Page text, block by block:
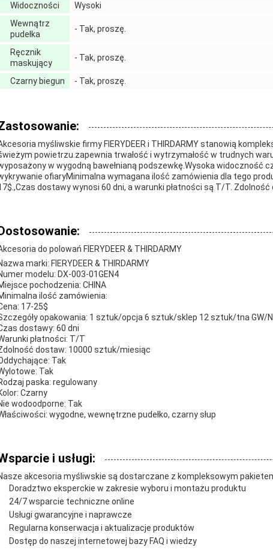
Widoczności
Wysoki
Wewnątrz
pudełka
- Tak, proszę.
Ręcznik
maskujący
- Tak, proszę.
Czarny biegun - Tak, proszę.
myśliwskie firmy FIERYDEER i THIRDARMY stanowią
powietrzu.zapewnia trwałość i wytrzymałość w trudnych
w wygodną bawełnianą podszewkę.Wysoka widoczność
ofiaryMinimalna wymagana ilość zamówienia dla tego
dostawy wynosi 60 dni, a warunki płatności są T/T.
do polowań FIERYDEER & THIRDARMY
marki: FIERYDEER & THIRDARMY
modelu: DX-003-01GEN4
pochodzenia: CHINA
ilość zamówienia:
17-25$
opakowania: 1 sztuk/opcja 6 sztuk/sklep 12 sztuk/tna GW/
dostawy: 60 dni
płatności: T/T
dostaw: 10000 sztuk/miesiąc
Tak
Tak
paska: regulowany
Czarny
wodoodporne: Tak
wygodne, wewnętrzne pudełko, czarny słup
i usługi:
akcesoria myśliwskie są dostarczane z kompleksowym
Doradztwo eksperckie w zakresie wyboru i montażu produktu
24/7 wsparcie techniczne online
Usługi gwarancyjne i naprawcze
Regularna konserwacja i aktualizacje produktów
Dostęp do naszej internetowej bazy FAQ i wiedzy